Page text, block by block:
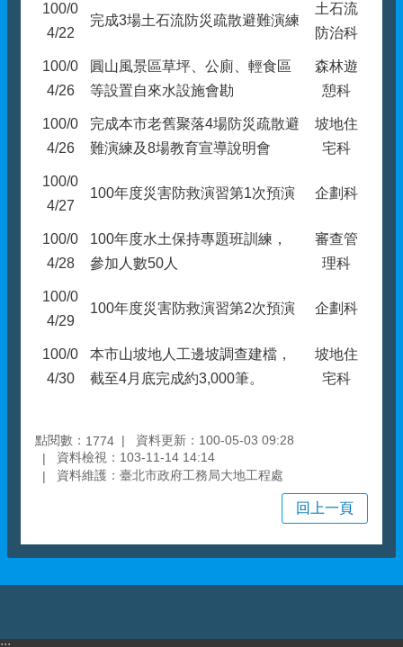
100/0
4/22
完成3場土石流防災疏散避難演練
土石流
防治科
100/0
4/26
圓山風景區草坪、公廁、輕食區
等設置自來水設施會勘
森林遊
憩科
100/0
4/26
完成本市老舊聚落4場防災疏散避
難演練及8場教育宣導說明會
坡地住
宅科
100/0
4/27
100年度災害防救演習第1次預演 企劃科
100/0
4/28
100年度水土保持專題班訓練，
參加人數50人
審查管
理科
100/0
4/29
100年度災害防救演習第2次預演 企劃科
100/0
4/30
本市山坡地人工邊坡調查建檔，
截至4月底完成約3,000筆。
坡地住
宅科
點閱數： 1774
資料更新：100-05-03 09:28
資料檢視：103-11-14 14:14
資料維護：臺北市政府工務局大地工程處
回上一頁